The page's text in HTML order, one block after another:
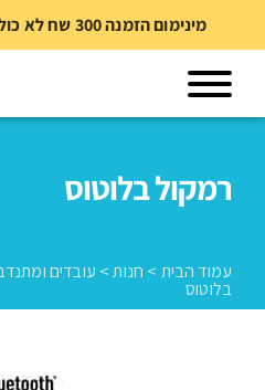
מינימום הזמנה 300 שח לא כולל משלוח ומיתוג
רמקול בלוטוס
עמוד הבית > חנות> עובדים
בלוטוס
עובדים ומתנדבים